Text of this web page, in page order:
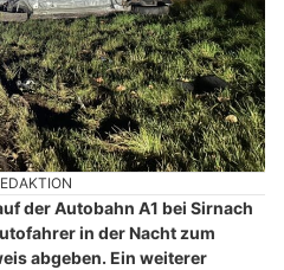
der Autobahn A1 bei Sirnach
in der Nacht zum
abgeben. Ein weiterer